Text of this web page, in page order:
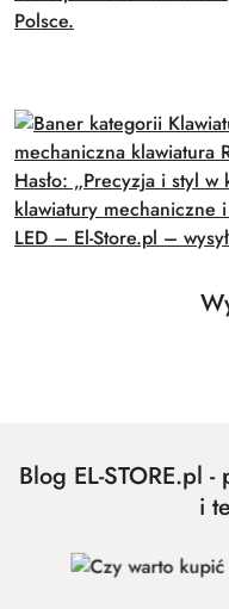
Pomiń karuzelę
Blog EL-STORE.pl
i